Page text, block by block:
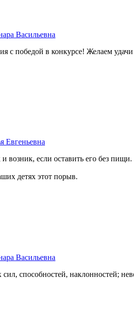
Васильевна
с победой в конкурсе! Желаем
Евгеньевна
возник, если оставить его без пищи.
детях этот порыв.
Васильевна
сил, способностей, наклонностей;